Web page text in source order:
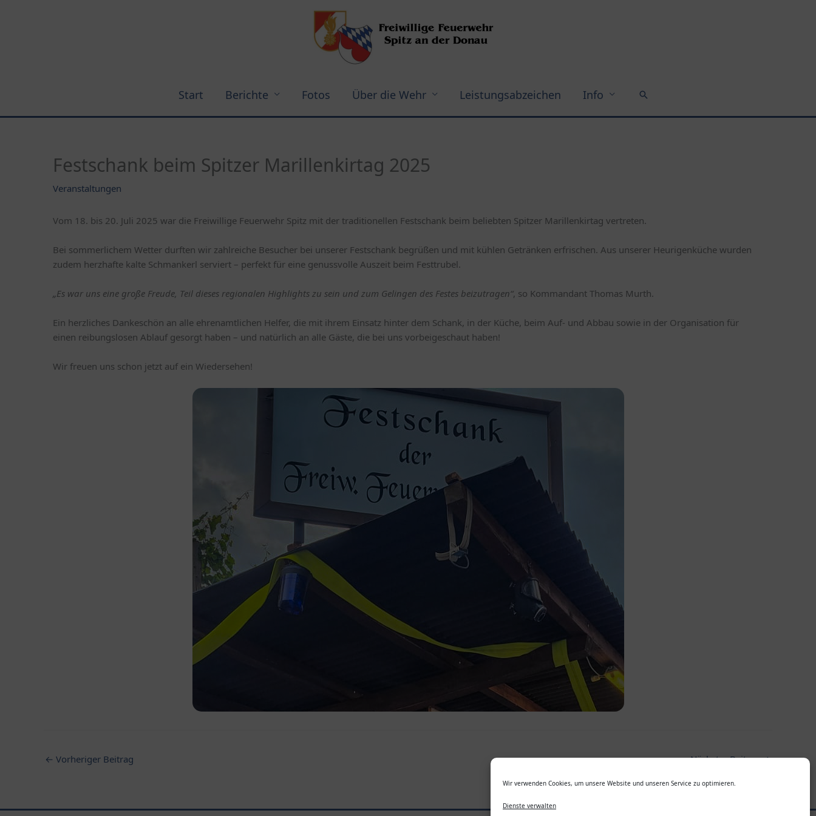
Wir verwenden Cookies, um unsere Website und unseren Service zu optimieren.
Dienste verwalten
Start Berichte Fotos Über die Wehr Leistungsabzeichen Info Suchen
Festschank beim Spitzer Marillenkirtag 2025
Veranstaltungen
Vom 18. bis 20. Juli 2025 war die Freiwillige Feuerwehr Spitz mit der traditionellen Festschank beim beliebten Spitzer Marillenkirtag vertreten.
Bei sommerlichem Wetter durften wir zahlreiche Besucher bei unserer Festschank begrüßen und mit kühlen Getränken erfrischen. Aus unserer Heurigenküche wurden
zudem herzhafte kalte Schmankerl serviert – perfekt für eine genussvolle Auszeit beim Festtrubel.
„Es war uns eine große Freude, Teil dieses regionalen Highlights zu sein und zum Gelingen des Festes beizutragen“, so Kommandant Thomas Murth.
Ein herzliches Dankeschön an alle ehrenamtlichen Helfer, die mit ihrem Einsatz hinter dem Schank, in der Küche, beim Auf- und Abbau sowie in der Organisation für
einen reibungslosen Ablauf gesorgt haben – und natürlich an alle Gäste, die bei uns vorbeigeschaut haben!
Wir freuen uns schon jetzt auf ein Wiedersehen!
← Vorheriger Beitrag Nächster Beitrag→